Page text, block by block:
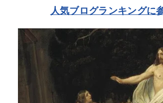
人気ブログランキングに